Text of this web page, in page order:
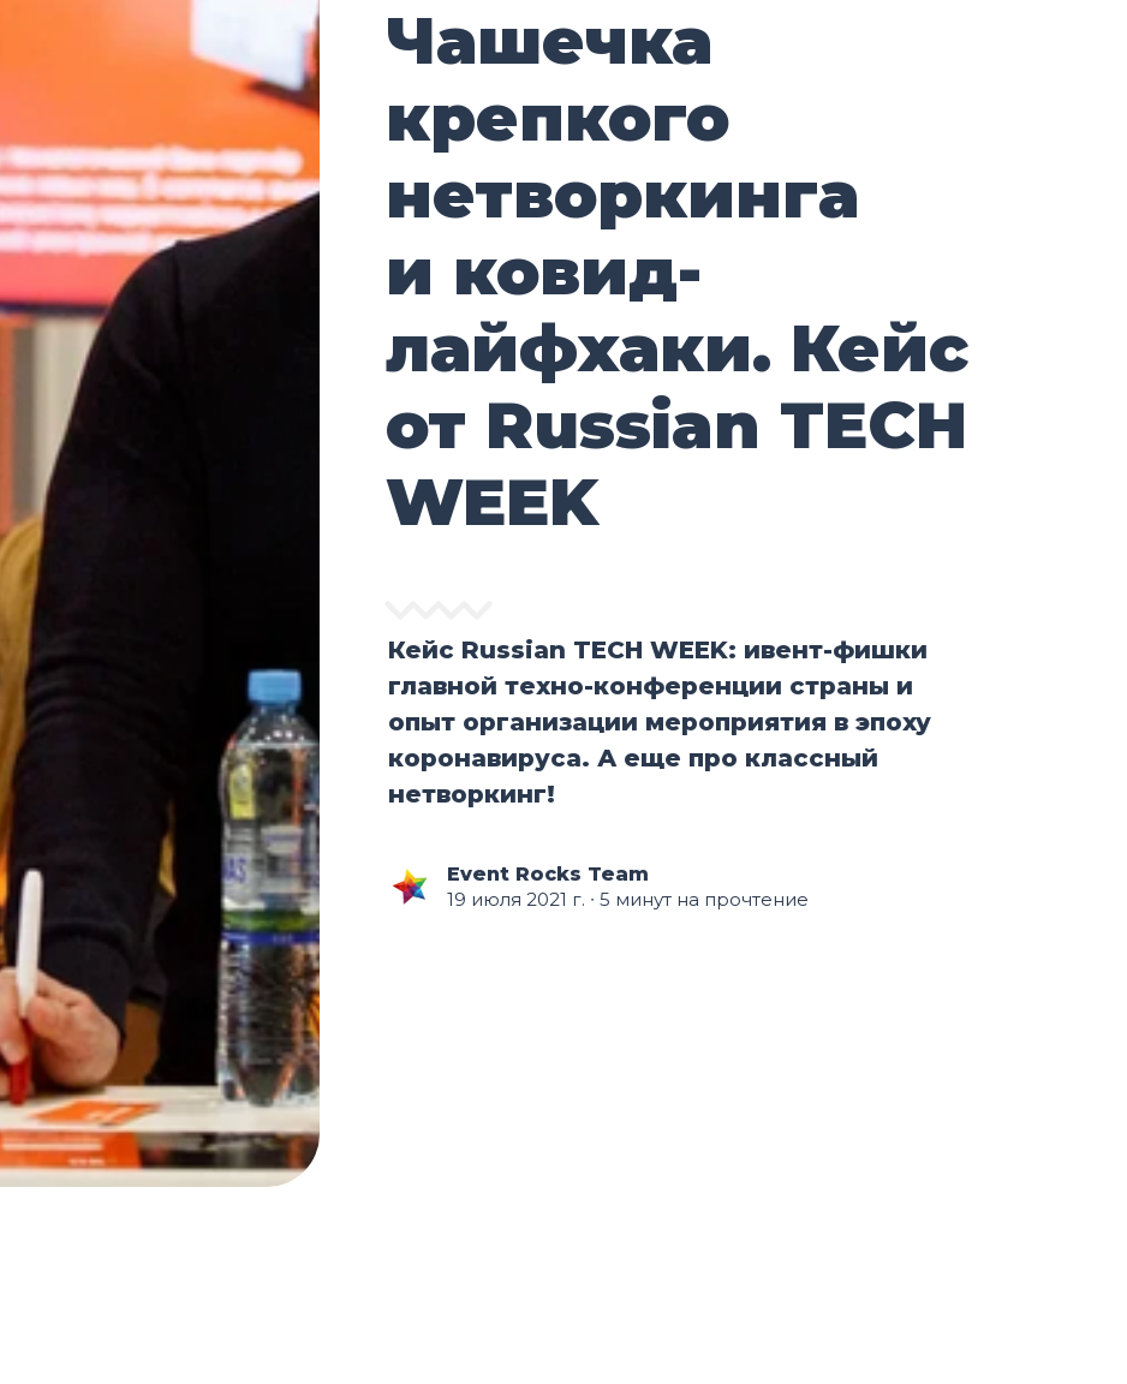
Чашечка
крепкого
нетворкинга
и ковид-
лайфхаки. Кейс
от Russian TECH
WEEK
Кейс Russian TECH WEEK: ивент-фишки
главной техно-конференции страны и
опыт организации мероприятия в эпоху
коронавируса. А еще про классный
нетворкинг!
Event Rocks Team
19 июля 2021 г. ∙ 5 минут на прочтение